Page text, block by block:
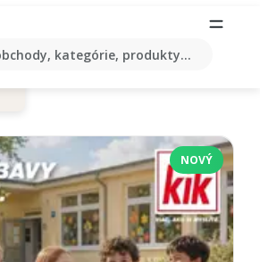
kategórie, produkty...
NOVÝ